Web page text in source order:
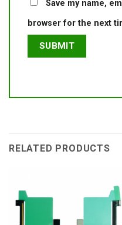
Save my name,
browser for the next
RELATED PRODUCTS